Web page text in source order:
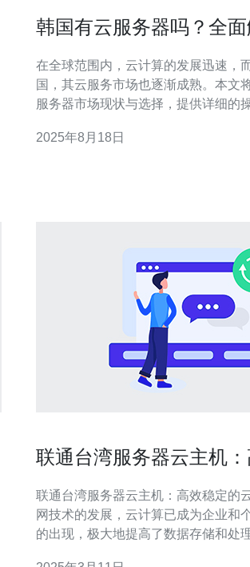
韩国有云服务器吗？全
在全球范围内，云计算的发展迅速，
国，其云服务市场也逐渐成熟。本文
服务器市场现状与选择，提供详细的
国的云服务器市场近年来发展迅速，
2025年8月18日
联通台湾服务器云主机
联通台湾服务器云主机：高效稳定的云服务
网技术的发展，云计算已成为企业和
的出现，极大地提高了数据存储和处